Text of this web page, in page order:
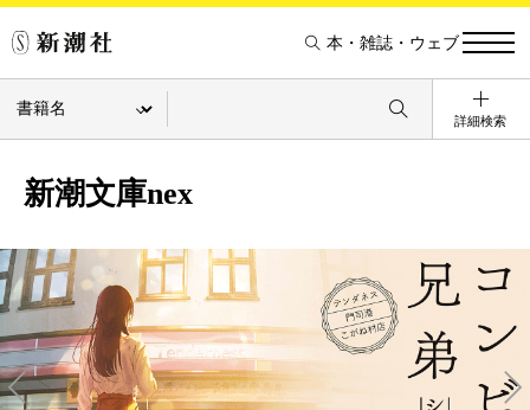
本・雑誌・ウェブ
詳細検索
新潮文庫nex